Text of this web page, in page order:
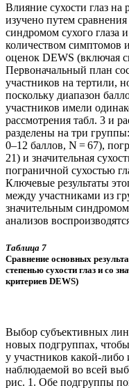
Влияние сухости глаз
изучено путем
синдромом сухого глаза
количеством симптомов
оценок DEWS (включая
Первоначальный план
участников на тертили,
поскольку диапазон
участников имели
рассмотрения табл. 3 и
разделены на три группы:
0–12 баллов, N = 67),
21) и значительная
пограничной сухостью
Ключевые результаты
между участниками из
значительным синдромом
анализов
Таблица 7
Сравнение основных
степенью сухости глаз и со
критериев DEWS)
Выбор субъективных
новых подгруппах,
у участников какой-
наблюдаемой во всей
рис. 1. Обе подгруппы